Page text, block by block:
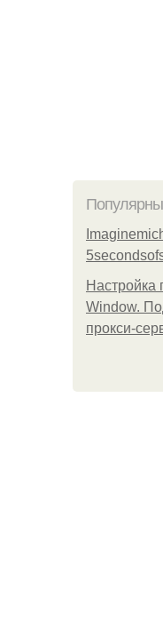
Настройка
Window.
прокси-